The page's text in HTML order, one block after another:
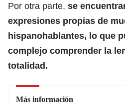
Por otra parte, se
expresiones propias de
hispanohablantes, lo que
complejo comprender la
totalidad.
Más información